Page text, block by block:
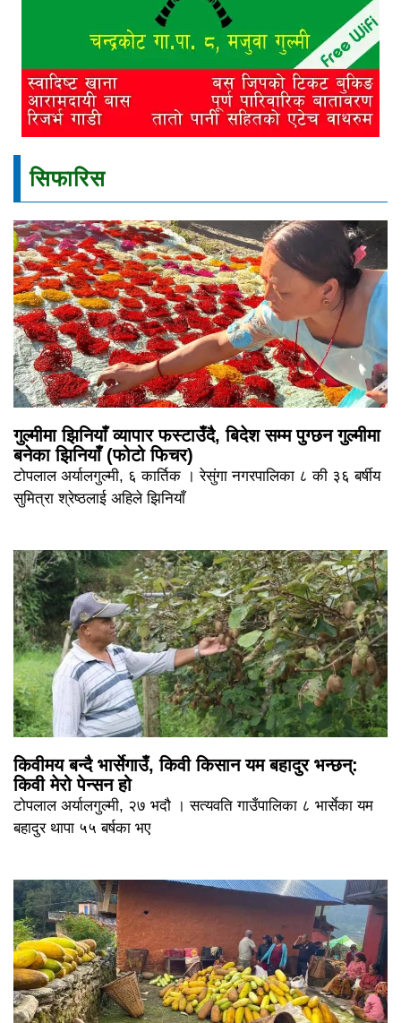
सिफारिस
गुल्मीमा झिनियाँ व्यापार फस्टाउँदै, बिदेश सम्म पुग्छन गुल्मीमा
बनेका झिनियाँ (फोटो फिचर)
टोपलाल अर्यालगुल्मी, ६ कार्तिक । रेसुंगा नगरपालिका ८ की ३६ बर्षीय
सुमित्रा श्रेष्ठलाई अहिले झिनियाँ
किवीमय बन्दै भार्सेगाउँ, किवी किसान यम बहादुर भन्छन्:
किवी मेरो पेन्सन हो
टोपलाल अर्यालगुल्मी, २७ भदौ । सत्यवति गाउँपालिका ८ भार्सेका यम
बहादुर थापा ५५ बर्षका भए